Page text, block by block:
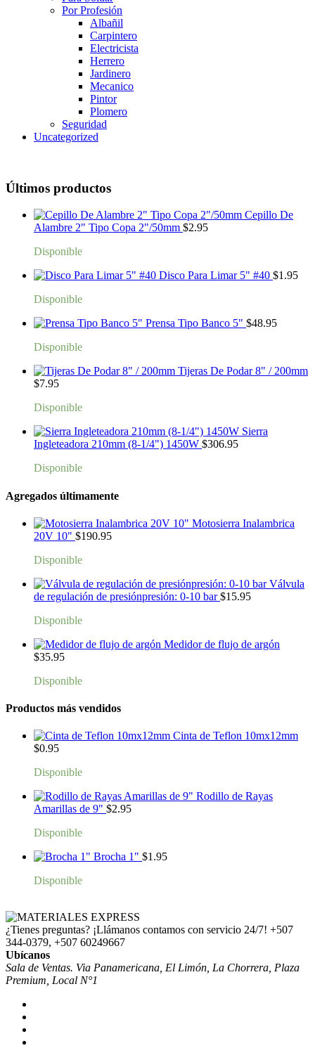
Por Profesión
Albañil
Carpintero
Electricista
Herrero
Jardinero
Mecanico
Pintor
Plomero
Seguridad
Uncategorized
Últimos productos
Cepillo De
Alambre 2" Tipo Copa 2"/50mm $2.95
Disponible
Disco Para Limar 5" #40 $1.95
Disponible
Prensa Tipo Banco 5" $48.95
Disponible
Tijeras De Podar 8" / 200mm
$7.95
Disponible
Sierra
Ingleteadora 210mm (8-1/4") 1450W $306.95
Disponible
Agregados últimamente
Motosierra Inalambrica
20V 10" $190.95
Disponible
Válvula
de regulación de presiónpresión: 0-10 bar $15.95
Disponible
Medidor de flujo de argón
$35.95
Disponible
Productos más vendidos
Cinta de Teflon 10mx12mm
$0.95
Disponible
Rodillo de Rayas
Amarillas de 9" $2.95
Disponible
Brocha 1" $1.95
Disponible
¿Tienes preguntas? ¡Llámanos contamos con servicio 24/7! +507
344-0379, +507 60249667
Ubícanos
Sala de Ventas. Via Panamericana, El Limón, La Chorrera, Plaza
Premium, Local N°1